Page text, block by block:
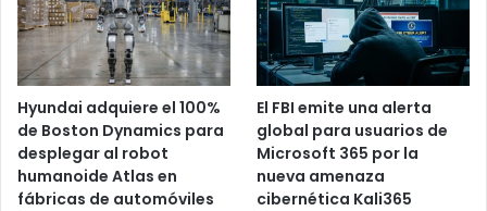
Hyundai adquiere el 100%
de Boston Dynamics para
desplegar al robot
humanoide Atlas en
fábricas de automóviles
El FBI emite una alerta
global para usuarios de
Microsoft 365 por la
nueva amenaza
cibernética Kali365